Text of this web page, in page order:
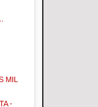
MIL
-